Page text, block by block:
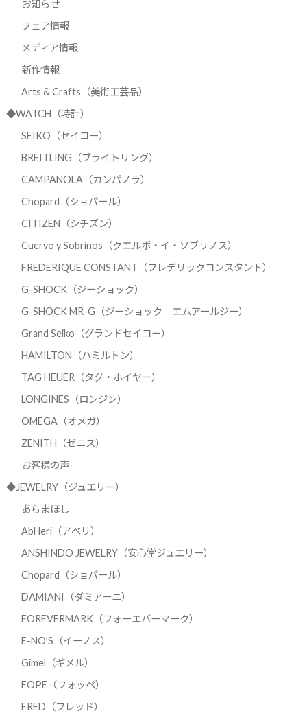
お知らせ
フェア情報
メディア情報
新作情報
Arts & Crafts（美術工芸品）
◆WATCH（時計）
SEIKO（セイコー）
BREITLING（ブライトリング）
CAMPANOLA（カンパノラ）
Chopard（ショパール）
CITIZEN（シチズン）
Cuervo y Sobrinos（クエルボ・イ・ソブリノス）
FREDERIQUE CONSTANT（フレデリックコンスタント）
G-SHOCK（ジーショック）
G-SHOCK MR-G（ジーショック エムアールジー）
Grand Seiko（グランドセイコー）
HAMILTON（ハミルトン）
TAG HEUER（タグ・ホイヤー）
LONGINES（ロンジン）
OMEGA（オメガ）
ZENITH（ゼニス）
お客様の声
◆JEWELRY（ジュエリー）
あらまほし
AbHeri（アベリ）
ANSHINDO JEWELRY（安心堂ジュエリー）
Chopard（ショパール）
DAMIANI（ダミアーニ）
FOREVERMARK（フォーエバーマーク）
E-NO'S（イーノス）
Gimel（ギメル）
FOPE（フォッペ）
FRED（フレッド）